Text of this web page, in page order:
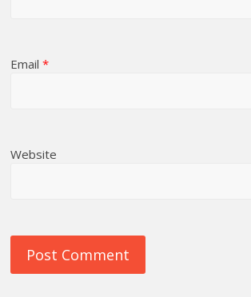
Email*
Website